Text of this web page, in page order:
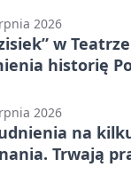
2026
w
historię
2026
na
Trwają